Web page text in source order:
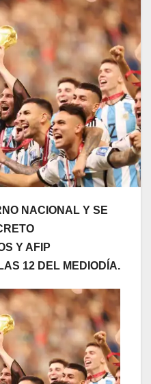
NACIONAL Y SE
Y AFIP
12 DEL MEDIODÍA.